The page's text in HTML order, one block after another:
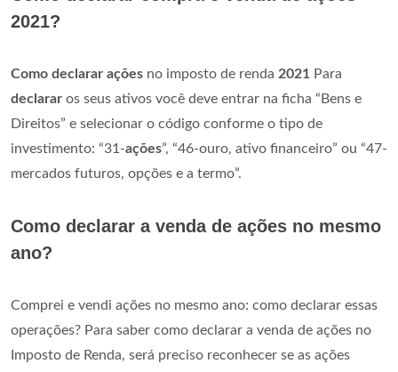
2021?
Como declarar ações no imposto de renda 2021 Para
declarar os seus ativos você deve entrar na ficha “Bens e
Direitos” e selecionar o código conforme o tipo de
investimento: “31-ações”, “46-ouro, ativo financeiro” ou “47-
mercados futuros, opções e a termo”.
Como declarar a venda de ações no mesmo
ano?
Comprei e vendi ações no mesmo ano: como declarar essas
operações? Para saber como declarar a venda de ações no
Imposto de Renda, será preciso reconhecer se as ações